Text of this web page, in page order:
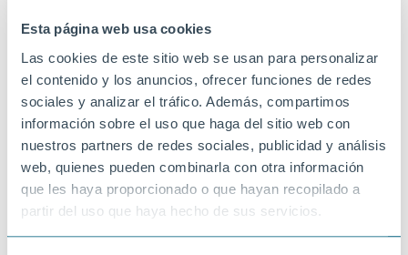
Esta página web usa cookies
Las cookies de este sitio web se usan para personalizar
el contenido y los anuncios, ofrecer funciones de redes
sociales y analizar el tráfico. Además, compartimos
información sobre el uso que haga del sitio web con
nuestros partners de redes sociales, publicidad y análisis
web, quienes pueden combinarla con otra información
que les haya proporcionado o que hayan recopilado a
partir del uso que haya hecho de sus servicios.
15-06-2026
TORTOSA